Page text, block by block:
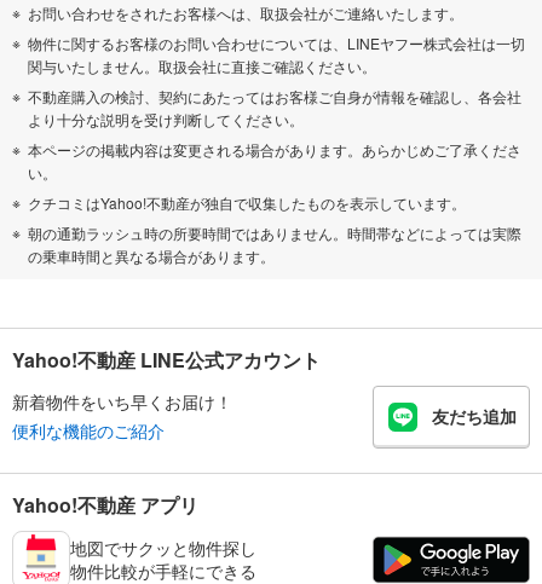
お問い合わせをされたお客様へは、取扱会社がご連絡いたします。
物件に関するお客様のお問い合わせについては、LINEヤフー株式会社は一切
関与いたしません。取扱会社に直接ご確認ください。
不動産購入の検討、契約にあたってはお客様ご自身が情報を確認し、各会社
より十分な説明を受け判断してください。
本ページの掲載内容は変更される場合があります。あらかじめご了承くださ
い。
クチコミはYahoo!不動産が独自で収集したものを表示しています。
朝の通勤ラッシュ時の所要時間ではありません。時間帯などによっては実際
の乗車時間と異なる場合があります。
Yahoo!不動産 LINE公式アカウント
新着物件をいち早くお届け！
便利な機能のご紹介
友だち追加
Yahoo!不動産 アプリ
地図でサクッと物件探し
物件比較が手軽にできる